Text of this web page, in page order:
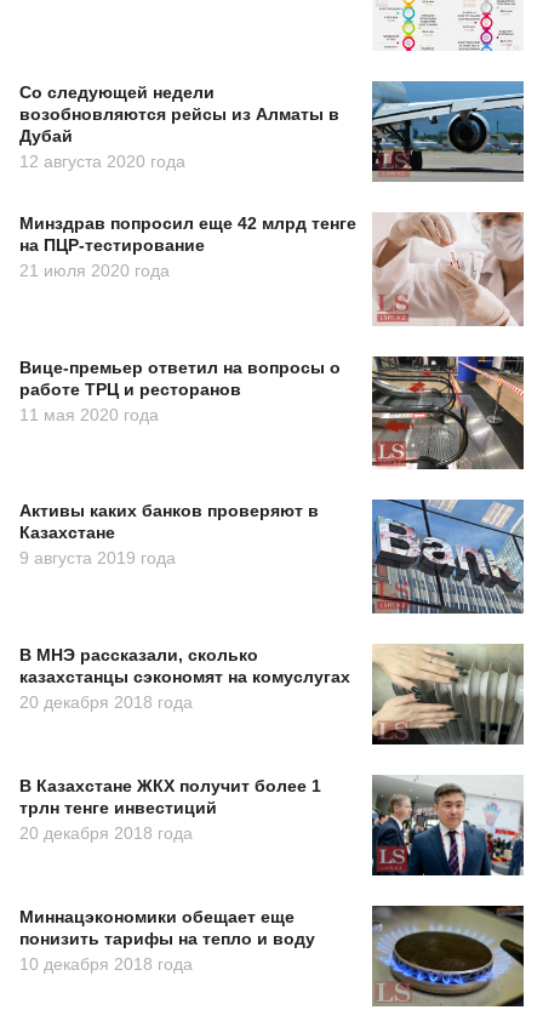
Со следующей недели
возобновляются рейсы из Алматы в
Дубай
12 августа 2020 года
Минздрав попросил еще 42 млрд тенге
на ПЦР-тестирование
21 июля 2020 года
Вице-премьер ответил на вопросы о
работе ТРЦ и ресторанов
11 мая 2020 года
Активы каких банков проверяют в
Казахстане
9 августа 2019 года
В МНЭ рассказали, сколько
казахстанцы сэкономят на комуслугах
20 декабря 2018 года
В Казахстане ЖКХ получит более 1
трлн тенге инвестиций
20 декабря 2018 года
Миннацэкономики обещает еще
понизить тарифы на тепло и воду
10 декабря 2018 года